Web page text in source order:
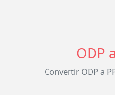
ODP
Convertir ODP a